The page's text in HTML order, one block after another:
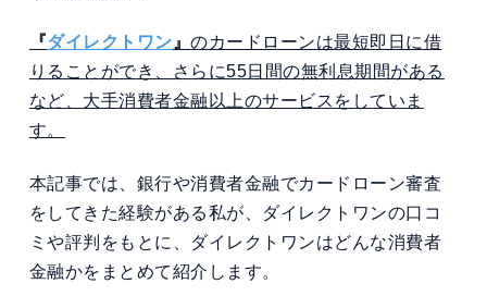
『ダイレクトワン 』のカードローンは最短即日に借
りることができ、さらに55日間の無利息期間がある
など、大手消費者金融以上のサービスをしていま
す。
本記事では、銀行や消費者金融でカードローン審査
をしてきた経験がある私が、ダイレクトワンの口コ
ミや評判をもとに、ダイレクトワンはどんな消費者
金融かをまとめて紹介します。